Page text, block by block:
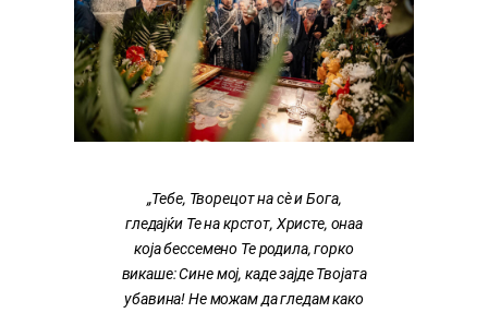
„Тебе, Творецот на сѐ и Бога,
гледајќи Те на крстот, Христе, онаа
која бессемено Те родила, горко
викаше: Сине мој, каде зајде Твојата
убавина! Не можам да гледам како